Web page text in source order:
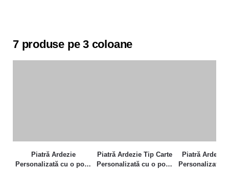
7 produse pe 3 coloane
Piatră Ardezie
Personalizată cu o poză
Piatră Ardezie Tip Carte
Personalizată cu o poză
Piatră Ardezie
Personalizată